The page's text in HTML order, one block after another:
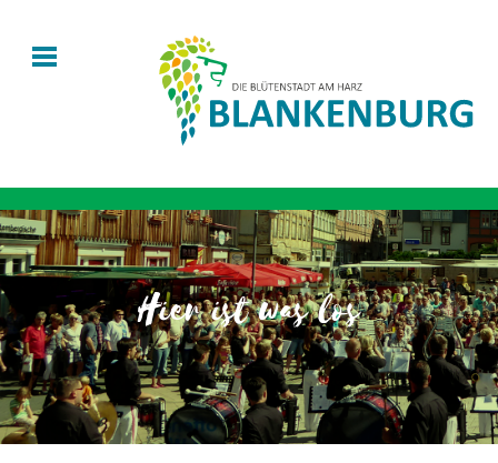
Hier ist was los